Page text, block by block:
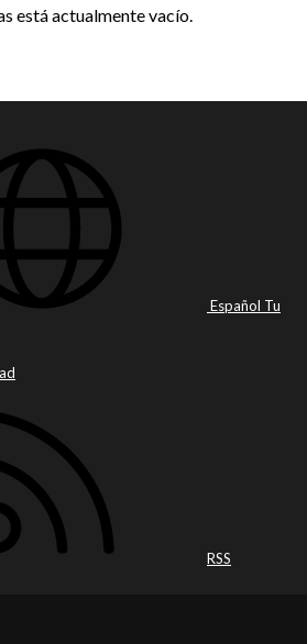
está actualmente vacío.
Español Tu
RSS